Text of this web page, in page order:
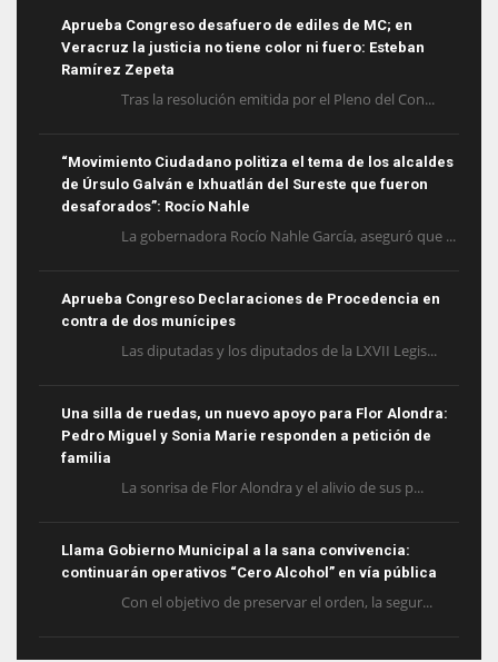
Aprueba Congreso desafuero de ediles de MC; en
Veracruz la justicia no tiene color ni fuero: Esteban
Ramírez Zepeta
Tras la resolución emitida por el Pleno del Con...
“Movimiento Ciudadano politiza el tema de los alcaldes
de Úrsulo Galván e Ixhuatlán del Sureste que fueron
desaforados”: Rocío Nahle
La gobernadora Rocío Nahle García, aseguró que ...
Aprueba Congreso Declaraciones de Procedencia en
contra de dos munícipes
Las diputadas y los diputados de la LXVII Legis...
Una silla de ruedas, un nuevo apoyo para Flor Alondra:
Pedro Miguel y Sonia Marie responden a petición de
familia
La sonrisa de Flor Alondra y el alivio de sus p...
Llama Gobierno Municipal a la sana convivencia:
continuarán operativos “Cero Alcohol” en vía pública
Con el objetivo de preservar el orden, la segur...